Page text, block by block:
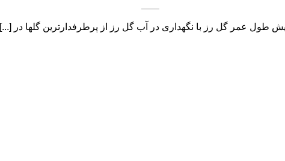
طول عمر گل رز با نگهداری در آب گل رز از پرطرفدارترین گلها در [...]